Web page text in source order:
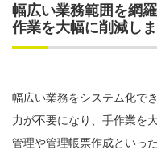
幅広い業務範囲を網
作業を大幅に削減しま
幅広い業務をシステム化で
力が不要になり、手作業を
管理や管理帳票作成といっ